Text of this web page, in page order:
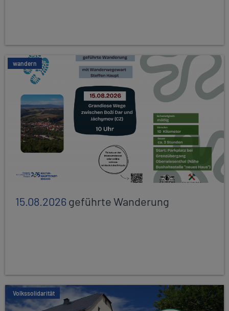
wandern
15.08.2026geführte Wanderung
Volkssolidarität